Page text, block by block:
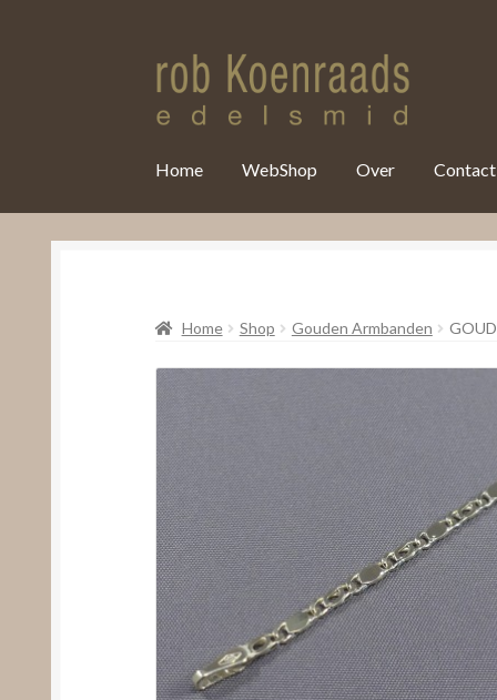
Home WebShop Over Contact
Home Shop Gouden Armbanden